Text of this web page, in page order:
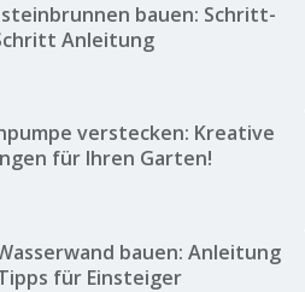
bauen: Schritt-
Anleitung
verstecken: Kreative
für Ihren Garten!
bauen: Anleitung
für Einsteiger